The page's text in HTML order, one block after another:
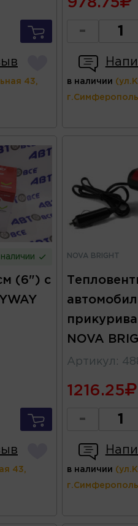
43,
978.75
-
в наличии
(6") с
43,
NOVA BRIGHT
NOVA
Артикул :
1216.25
-
в наличии